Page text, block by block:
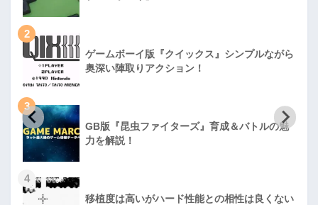
2
ゲームボーイ版『クイックス』シンプルながら
奥深い陣取りアクション！
3
GB版『昆虫ファイターズ』育成＆バトルの魅
力を解説！
4
移植度は高いがハード性能との相性は良くない